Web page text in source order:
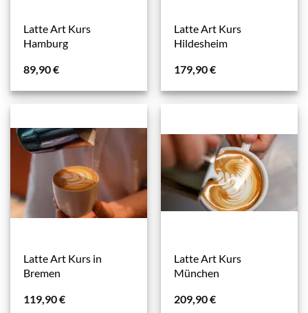
Latte Art Kurs
Hamburg
89,90€
Latte Art Kurs
Hildesheim
179,90€
Latte Art Kurs in
Bremen
119,90€
Latte Art Kurs
München
209,90€